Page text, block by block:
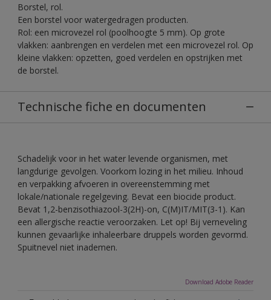
Borstel, rol.
Een borstel voor watergedragen producten.
Rol: een microvezel rol (poolhoogte 5 mm). Op grote
vlakken: aanbrengen en verdelen met een microvezel rol. Op
kleine vlakken: opzetten, goed verdelen en opstrijken met
de borstel.
Technische fiche en documenten
Schadelijk voor in het water levende organismen, met
langdurige gevolgen. Voorkom lozing in het milieu. Inhoud
en verpakking afvoeren in overeenstemming met
lokale/nationale regelgeving. Bevat een biocide product.
Bevat 1,2-benzisothiazool-3(2H)-on, C(M)IT/MIT(3-1). Kan
een allergische reactie veroorzaken. Let op! Bij verneveling
kunnen gevaarlijke inhaleerbare druppels worden gevormd.
Spuitnevel niet inademen.
Download Adobe Reader